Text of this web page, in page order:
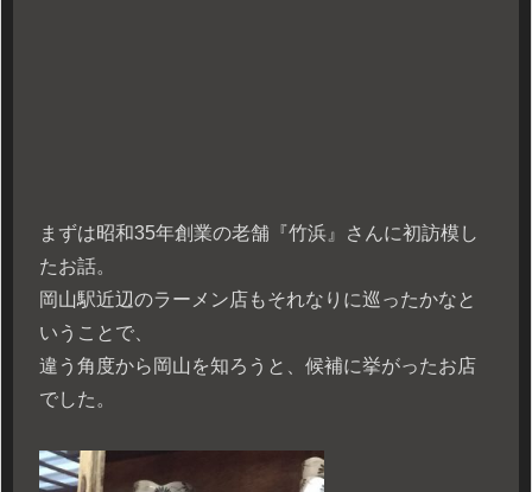
まずは昭和35年創業の老舗『竹浜』さんに初訪模し
たお話。
岡山駅近辺のラーメン店もそれなりに巡ったかなと
いうことで、
違う角度から岡山を知ろうと、候補に挙がったお店
でした。